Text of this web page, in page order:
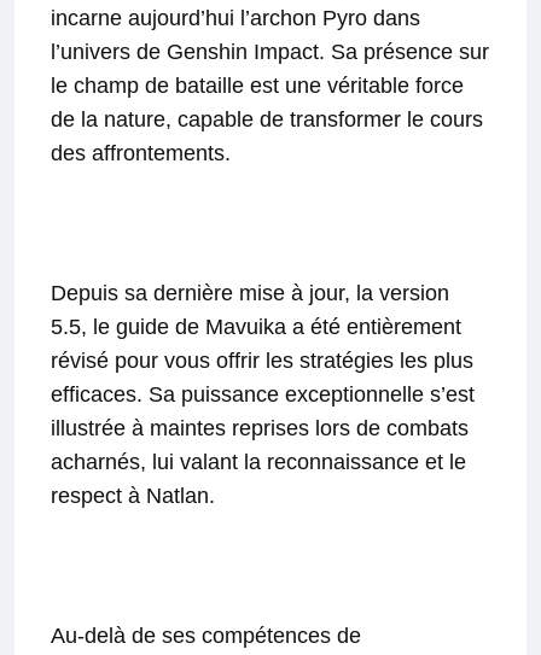
incarne aujourd’hui l’archon Pyro dans
l’univers de Genshin Impact. Sa présence sur
le champ de bataille est une véritable force
de la nature, capable de transformer le cours
des affrontements.
Depuis sa dernière mise à jour, la version
5.5, le guide de Mavuika a été entièrement
révisé pour vous offrir les stratégies les plus
efficaces. Sa puissance exceptionnelle s’est
illustrée à maintes reprises lors de combats
acharnés, lui valant la reconnaissance et le
respect à Natlan.
Au-delà de ses compétences de